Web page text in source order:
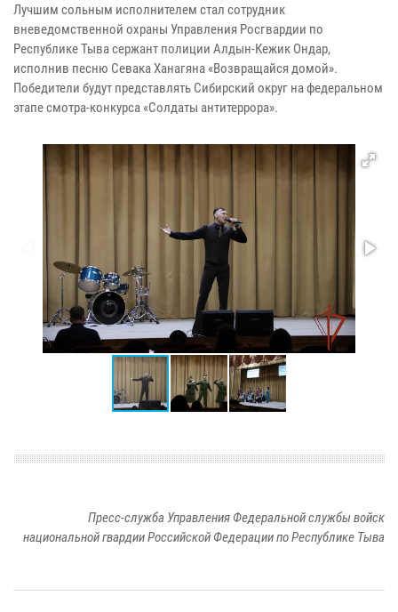
Лучшим сольным исполнителем стал сотрудник
вневедомственной охраны Управления Росгвардии по
Республике Тыва сержант полиции Алдын-Кежик Ондар,
исполнив песню Севака Ханагяна «Возвращайся домой».
Победители будут представлять Сибирский округ на федеральном
этапе смотра-конкурса «Солдаты антитеррора».
Пресс-служба Управления Федеральной службы войск
национальной гвардии Российской Федерации по Республике Тыва